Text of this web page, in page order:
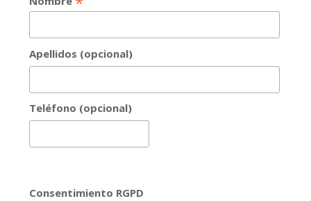
Apellidos (opcional)
Teléfono (opcional)
Consentimiento RGPD